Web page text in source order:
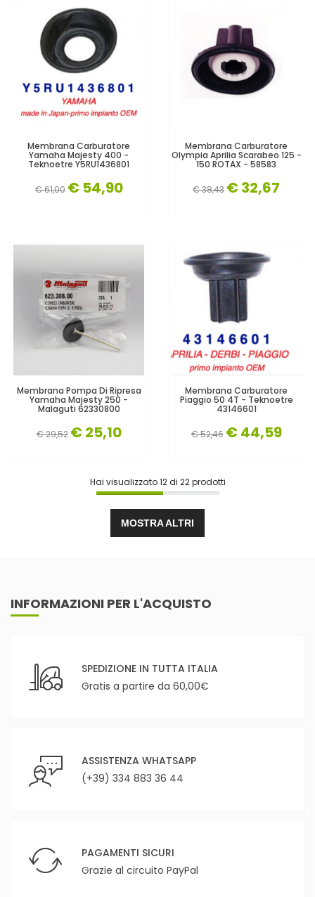
Membrana Carburatore
Yamaha Majesty 400 -
Teknoetre Y5RU1436801
€ 61,00 € 54,90
Membrana Carburatore
Olympia Aprilia Scarabeo 125 -
150 ROTAX - 58583
€ 38,43 € 32,67
Membrana Pompa Di Ripresa
Yamaha Majesty 250 -
Malaguti 62330800
€ 29,52 € 25,10
Membrana Carburatore
Piaggio 50 4T - Teknoetre
43146601
€ 52,46 € 44,59
Hai visualizzato12di 22prodotti
MOSTRA ALTRI
INFORMAZIONI PER L'ACQUISTO
SPEDIZIONE IN TUTTA ITALIA
Gratis a partire da 60,00€
ASSISTENZA WHATSAPP
(+39) 334 883 36 44
PAGAMENTI SICURI
Grazie al circuito PayPal